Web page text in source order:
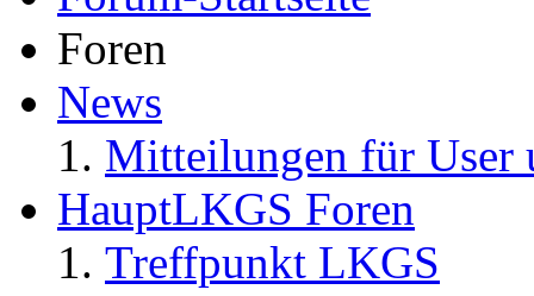
Foren
News
Mitteilungen für User
HauptLKGS Foren
Treffpunkt LKGS